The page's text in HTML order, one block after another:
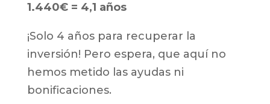
1.440€ = 4,1 años
¡Solo 4 años para recuperar la
inversión! Pero espera, que aquí no
hemos metido las ayudas ni
bonificaciones.